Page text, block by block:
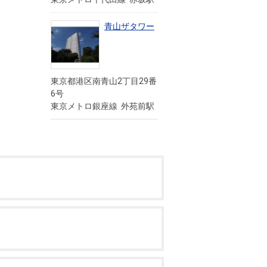
青山ザタワー
東京都港区南青山2丁目29番
6号
東京メトロ銀座線 外苑前駅